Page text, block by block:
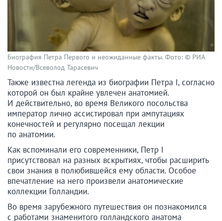
Биография Петра Первого и неожиданные факты. Фото: © РИА
Новости/Всеволод Тарасевич
Также известна легенда из биографии Петра I, согласно
которой он был крайне увлечен анатомией.
И действительно, во время Великого посольства
император лично ассистировал при ампутациях
конечностей и регулярно посещал лекции
по анатомии.
Как вспоминали его современники, Петр I
присутствовал на разных вскрытиях, чтобы расширить
свои знания в полюбившейся ему области. Особое
впечатление на него произвели анатомические
коллекции Голландии.
Во время зарубежного путешествия он познакомился
с работами знаменитого голландского анатома